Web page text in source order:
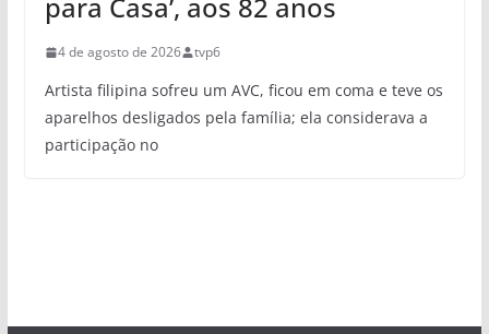
para Casa’, aos 82 anos
4 de agosto de 2026 tvp6
Artista filipina sofreu um AVC, ficou em coma e teve os
aparelhos desligados pela família; ela considerava a
participação no